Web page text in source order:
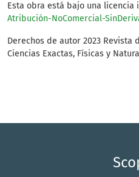
Esta obra está bajo una licencia
Atribución-NoComercial-
Derechos de autor 2023 Revista
Ciencias Exactas, Físicas y